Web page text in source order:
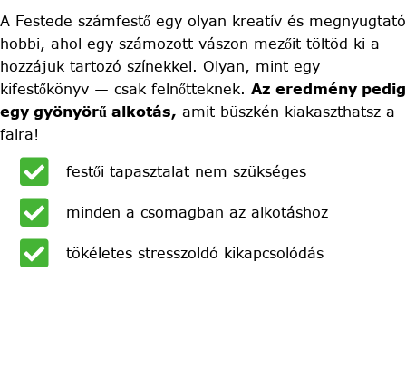
A Festede számfestő egy olyan kreatív és megnyugtató
hobbi, ahol egy számozott vászon mezőit töltöd ki a
hozzájuk tartozó színekkel. Olyan, mint egy
kifestőkönyv — csak felnőtteknek. Az eredmény pedig
egy gyönyörű alkotás, amit büszkén kiakaszthatsz a
falra!
festői tapasztalat nem szükséges
minden a csomagban az alkotáshoz
tökéletes stresszoldó kikapcsolódás